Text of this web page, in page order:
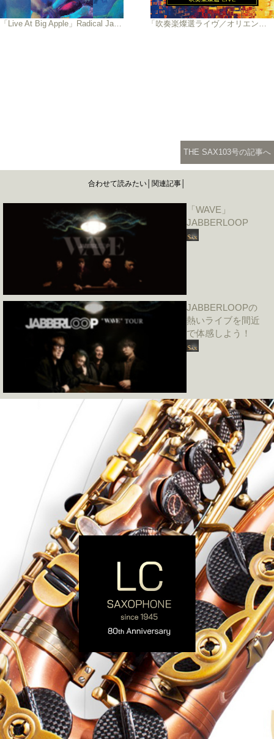
THE SAX103号の記事へ
合わせて読みたい│関連記事│
「WAVE」
JABBERLOOP
JABBERLOOPの
熱いライブを間近
で体感しよう！